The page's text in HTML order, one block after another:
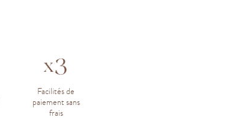
Facilités de
paiement sans
frais